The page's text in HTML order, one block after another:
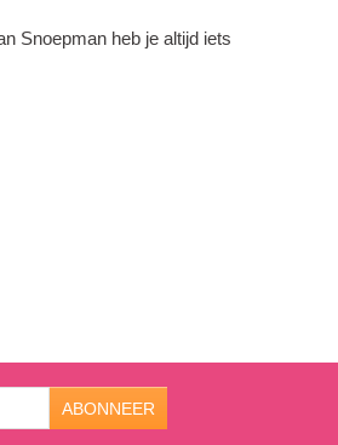
Snoepman heb je altijd iets
ABONNEER